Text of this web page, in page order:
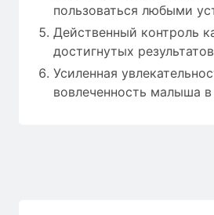
пользоваться любыми
Действенный контроль
достигнутых
Усиленная
вовлеченность малыша в